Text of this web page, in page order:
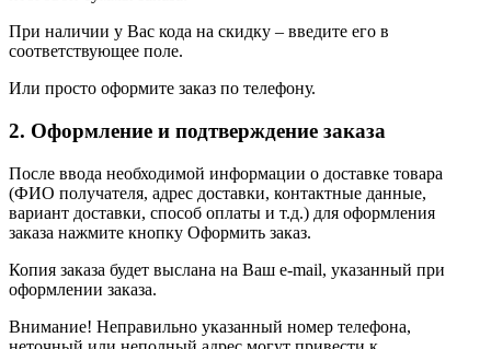
При наличии у Вас кода на скидку – введите его в
соответствующее поле.
Или просто оформите заказ по телефону.
2. Оформление и подтверждение заказа
После ввода необходимой информации о доставке товара
(ФИО получателя, адрес доставки, контактные данные,
вариант доставки, способ оплаты и т.д.) для оформления
заказа нажмите кнопку Оформить заказ.
Копия заказа будет выслана на Ваш e-mail, указанный при
оформлении заказа.
Внимание! Неправильно указанный номер телефона,